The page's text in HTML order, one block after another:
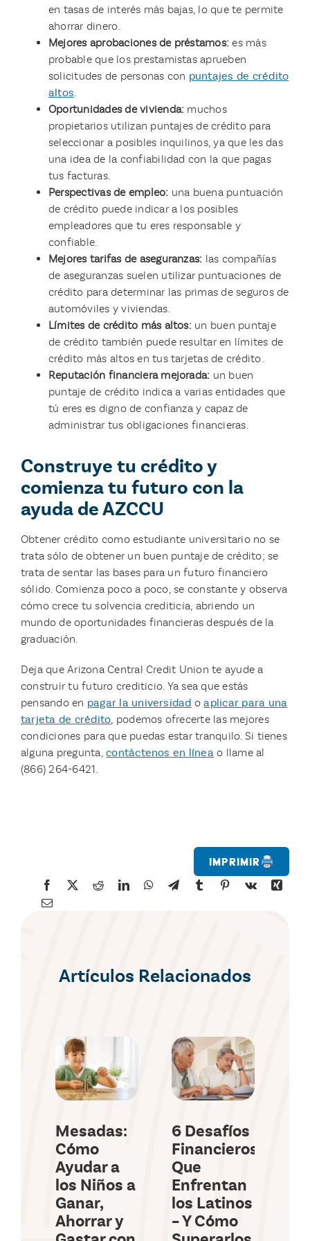
en tasas de interés más bajas, lo que te permite
ahorrar dinero.
Mejores aprobaciones de préstamos: es más
probable que los prestamistas aprueben
solicitudes de personas con puntajes de crédito
altos.
Oportunidades de vivienda: muchos
propietarios utilizan puntajes de crédito para
seleccionar a posibles inquilinos, ya que les das
una idea de la confiabilidad con la que pagas
tus facturas.
Perspectivas de empleo: una buena puntuación
de crédito puede indicar a los posibles
empleadores que tu eres responsable y
confiable.
Mejores tarifas de aseguranzas: las compañías
de aseguranzas suelen utilizar puntuaciones de
crédito para determinar las primas de seguros de
automóviles y viviendas.
Límites de crédito más altos: un buen puntaje
de crédito también puede resultar en límites de
crédito más altos en tus tarjetas de crédito.
Reputación financiera mejorada: un buen
puntaje de crédito indica a varias entidades que
tú eres es digno de confianza y capaz de
administrar tus obligaciones financieras.
Construye tu crédito y
comienza tu futuro con la
ayuda de AZCCU
Obtener crédito como estudiante universitario no se
trata sólo de obtener un buen puntaje de crédito; se
trata de sentar las bases para un futuro financiero
sólido. Comienza poco a poco, se constante y observa
cómo crece tu solvencia crediticia, abriendo un
mundo de oportunidades financieras después de la
graduación.
Deja que Arizona Central Credit Union te ayude a
construir tu futuro crediticio. Ya sea que estás
pensando en pagar la universidad oaplicar para una
tarjeta de crédito, podemos ofrecerte las mejores
condiciones para que puedas estar tranquilo. Si tienes
alguna pregunta,contáctenos en línea o llame al
(866) 264-6421.
Imprimir
Artículos Relacionados
Mesadas:
Cómo
Ayudar a
los Niños a
Ganar,
Ahorrar y
6 Desafíos
Financieros
Que
Enfrentan
los Latinos
– Y Cómo